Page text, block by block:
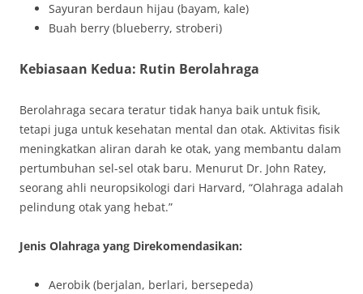
Sayuran berdaun hijau (bayam, kale)
Buah berry (blueberry, stroberi)
Kebiasaan Kedua: Rutin Berolahraga
Berolahraga secara teratur tidak hanya baik untuk fisik,
tetapi juga untuk kesehatan mental dan otak. Aktivitas fisik
meningkatkan aliran darah ke otak, yang membantu dalam
pertumbuhan sel-sel otak baru. Menurut Dr. John Ratey,
seorang ahli neuropsikologi dari Harvard, “Olahraga adalah
pelindung otak yang hebat.”
Jenis Olahraga yang Direkomendasikan:
Aerobik (berjalan, berlari, bersepeda)